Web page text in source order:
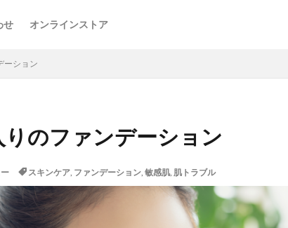
せ オンラインストア
ーション
りのファンデーション
スキンケア, ファンデーション, 敏感肌, 肌トラブル